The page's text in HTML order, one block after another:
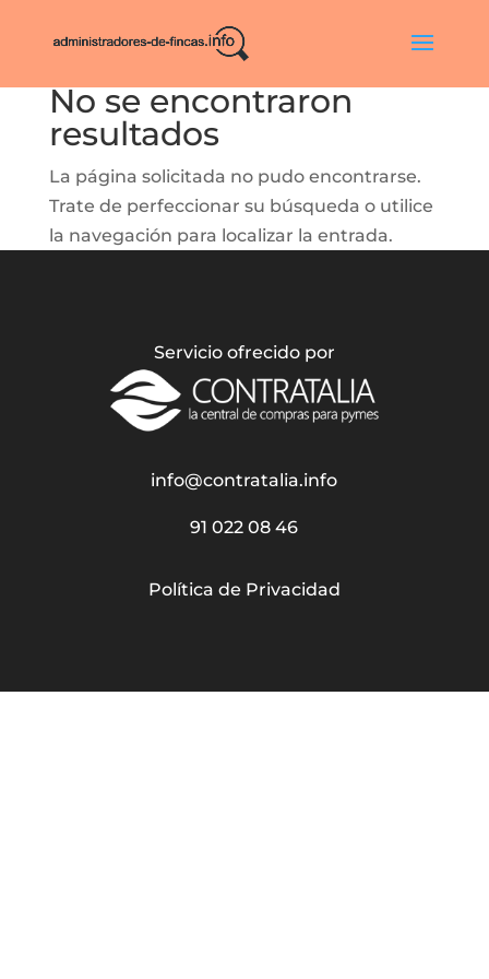
No se encontraron
resultados
La página solicitada no pudo encontrarse.
Trate de perfeccionar su búsqueda o utilice
la navegación para localizar la entrada.
Servicio ofrecido por
info@contratalia.info
91 022 08 46
Política de Privacidad